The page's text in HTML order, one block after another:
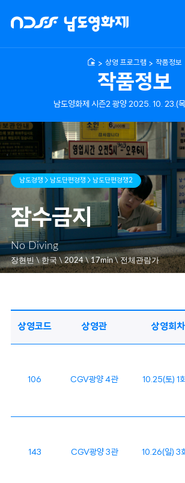
NDFF
남도영화제
작품정보
남도영화제 시즌2 광양 2025. 10. 23.(
상영 프로그램 작품정보
남도경쟁 > 남도단편경쟁 > 남도단편경쟁2
잠수금지
No Diving
장현빈 \ 한국 \ 2024 \ 17min \ 전체관람가
상영코드 상영관 상영회차
106 CGV광양 4관 10.25(토) 1
143 CGV광양 3관 10.26(일) 3